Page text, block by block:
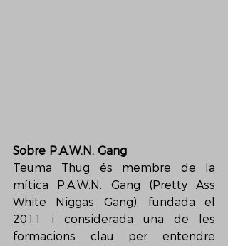
Sobre P.A.W.N. Gang
Teuma Thug és membre de la
mítica P.A.W.N. Gang (Pretty Ass
White Niggas Gang), fundada el
2011 i considerada una de les
formacions clau per entendre